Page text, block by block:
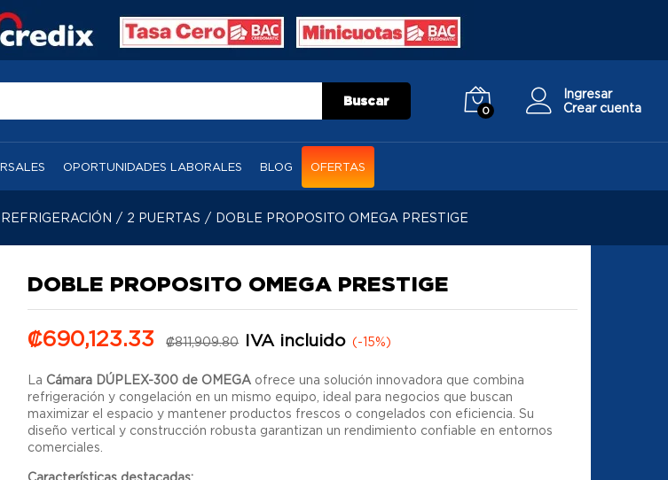
Buscar
0
Ingresar
Crear cuenta
OPORTUNIDADES LABORALES BLOG OFERTAS
/ 2 PUERTAS / DOBLE PROPOSITO OMEGA PRESTIGE
DOBLE PROPOSITO OMEGA PRESTIGE
₡690,123.33 ₡811,909.80 IVA incluido (-15%)
La Cámara DÚPLEX-300 de OMEGA ofrece una solución innovadora que combina
refrigeración y congelación en un mismo equipo, ideal para negocios que buscan
maximizar el espacio y mantener productos frescos o congelados con eficiencia. Su
diseño vertical y construcción robusta garantizan un rendimiento confiable en entornos
comerciales.
Características destacadas: